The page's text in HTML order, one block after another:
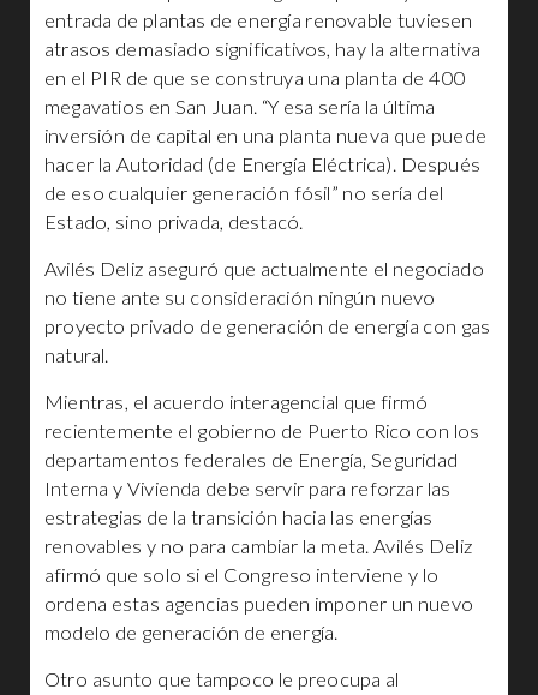
entrada de plantas de energía renovable tuviesen
atrasos demasiado significativos, hay la alternativa
en el PIR de que se construya una planta de 400
megavatios en San Juan. “Y esa sería la última
inversión de capital en una planta nueva que puede
hacer la Autoridad (de Energía Eléctrica). Después
de eso cualquier generación fósil” no sería del
Estado, sino privada, destacó.
Avilés Deliz aseguró que actualmente el negociado
no tiene ante su consideración ningún nuevo
proyecto privado de generación de energía con gas
natural.
Mientras, el acuerdo interagencial que firmó
recientemente el gobierno de Puerto Rico con los
departamentos federales de Energía, Seguridad
Interna y Vivienda debe servir para reforzar las
estrategias de la transición hacia las energías
renovables y no para cambiar la meta. Avilés Deliz
afirmó que solo si el Congreso interviene y lo
ordena estas agencias pueden imponer un nuevo
modelo de generación de energía.
Otro asunto que tampoco le preocupa al